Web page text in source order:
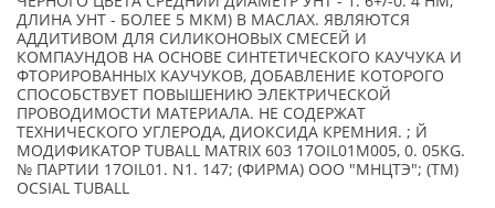
ДЛИНА УНТ - БОЛЕЕ 5 МКМ) В МАСЛАХ. ЯВЛЯЮТСЯ
АДДИТИВОМ ДЛЯ СИЛИКОНОВЫХ СМЕСЕЙ И
КОМПАУНДОВ НА ОСНОВЕ СИНТЕТИЧЕСКОГО КАУЧУКА И
ФТОРИРОВАННЫХ КАУЧУКОВ, ДОБАВЛЕНИЕ КОТОРОГО
СПОСОБСТВУЕТ ПОВЫШЕНИЮ ЭЛЕКТРИЧЕСКОЙ
ПРОВОДИМОСТИ МАТЕРИАЛА. НЕ СОДЕРЖАТ
ТЕХНИЧЕСКОГО УГЛЕРОДА, ДИОКСИДА КРЕМНИЯ. ; Й
МОДИФИКАТОР TUBALL MATRIX 603 17OIL01M005, 0. 05KG.
№ ПАРТИИ 17OIL01. N1. 147; (ФИРМА) ООО "МНЦТЭ"; (TM)
OCSIAL TUBALL